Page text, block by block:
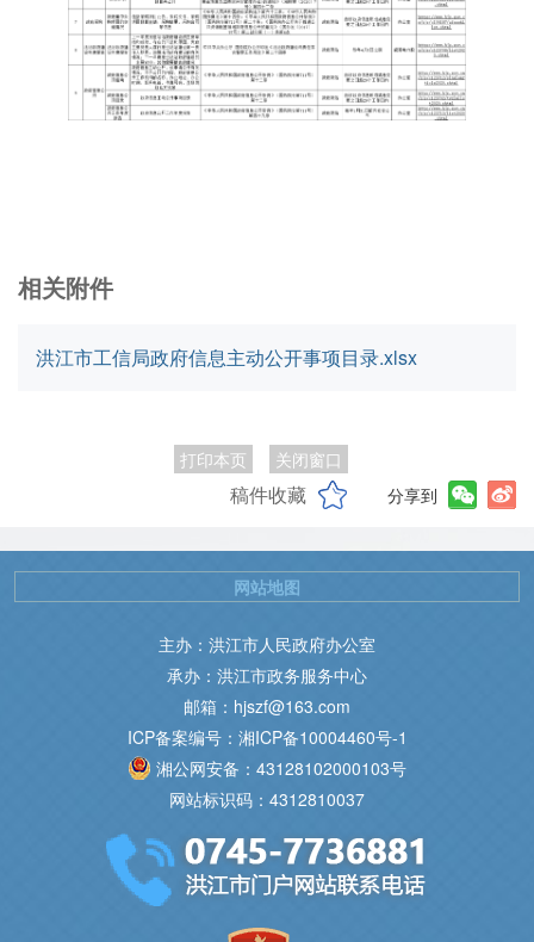
相关附件
洪江市工信局政府信息主动公开事项目录.xlsx
打印本页 关闭窗口
稿件收藏 分享到
主办：洪江市人民政府办公室
承办：洪江市政务服务中心
邮箱：hjszf@163.com
ICP备案编号：湘ICP备10004460号-1
湘公网安备：43128102000103号
网站标识码：4312810037
网站地图